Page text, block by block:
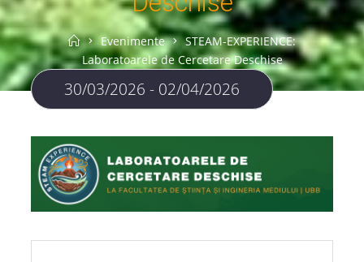
HomeEvenimente
STEAM-EXPERIENCE:
Laboratoarele de Cercetare Deschise
30/03/2026 - 02/04/2026